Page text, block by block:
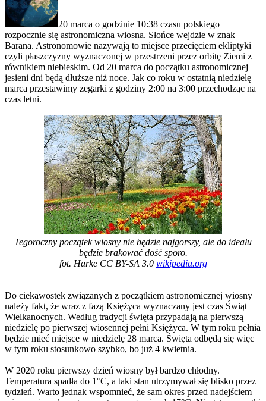
20 marca o godzinie 10:38 czasu polskiego
rozpocznie się astronomiczna wiosna. Słońce wejdzie w znak
Barana. Astronomowie nazywają to miejsce przecięciem ekliptyki
czyli płaszczyzny wyznaczonej w przestrzeni przez orbitę Ziemi z
równikiem niebieskim. Od 20 marca do początku astronomicznej
jesieni dni będą dłuższe niż noce. Jak co roku w ostatnią niedzielę
marca przestawimy zegarki z godziny 2:00 na 3:00 przechodząc na
czas letni.
Tegoroczny początek wiosny nie będzie najgorszy, ale do ideału
będzie brakować dość sporo.
fot. Harke CC BY-SA 3.0 wikipedia.org
Do ciekawostek związanych z początkiem astronomicznej wiosny
należy fakt, że wraz z fazą Księżyca wyznaczany jest czas Świąt
Wielkanocnych. Według tradycji święta przypadają na pierwszą
niedzielę po pierwszej wiosennej pełni Księżyca. W tym roku pełnia
będzie mieć miejsce w niedzielę 28 marca. Święta odbędą się więc
w tym roku stosunkowo szybko, bo już 4 kwietnia.
W 2020 roku pierwszy dzień wiosny był bardzo chłodny.
Temperatura spadła do 1°C, a taki stan utrzymywał się blisko przez
tydzień. Warto jednak wspomnieć, że sam okres przed nadejściem